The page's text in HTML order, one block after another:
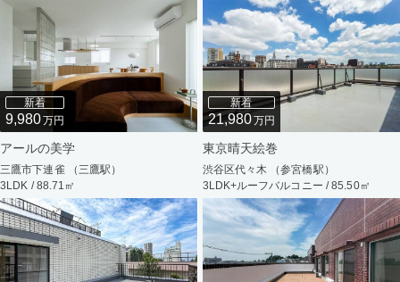
新着
9,980万円
アールの美学
三鷹市下連雀 （三鷹駅）
3LDK / 88.71㎡
新着
21,980万円
東京晴天絵巻
渋谷区代々木 （参宮橋駅）
3LDK+ルーフバルコニー / 85.50㎡